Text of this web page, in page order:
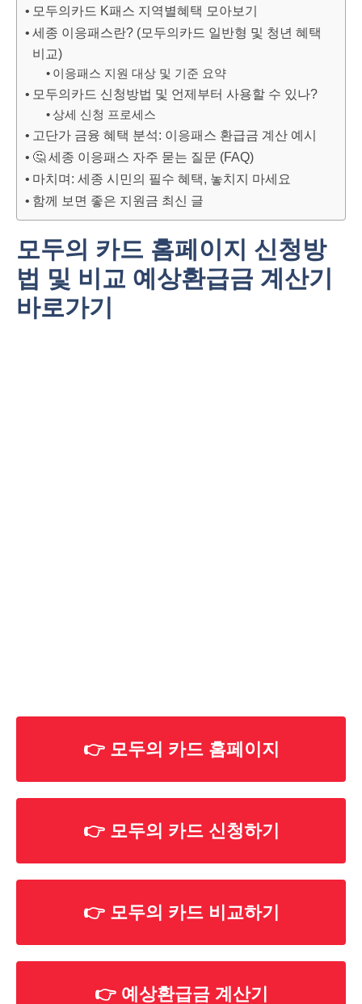
모두의카드 K패스 지역별혜택 모아보기
세종 이응패스란? (모두의카드 일반형 및 청년 혜택
비교)
이응패스 지원 대상 및 기준 요약
모두의카드 신청방법 및 언제부터 사용할 수 있나?
상세 신청 프로세스
고단가 금융 혜택 분석: 이응패스 환급금 계산 예시
🤔 세종 이응패스 자주 묻는 질문 (FAQ)
마치며: 세종 시민의 필수 혜택, 놓치지 마세요
함께 보면 좋은 지원금 최신 글
모두의 카드 홈페이지 신청방
법 및 비교 예상환급금 계산기
바로가기
👉 모두의 카드 홈페이지
👉 모두의 카드 신청하기
👉 모두의 카드 비교하기
👉 예상환급금 계산기